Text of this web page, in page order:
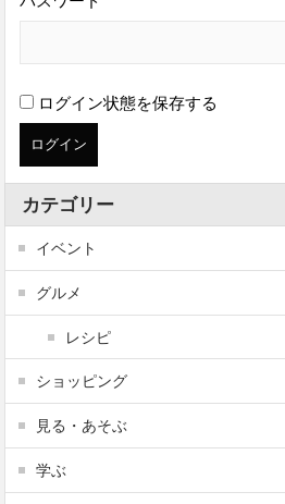
ログイン状態を保存する
カテゴリー
イベント
グルメ
レシピ
ショッピング
見る・あそぶ
学ぶ